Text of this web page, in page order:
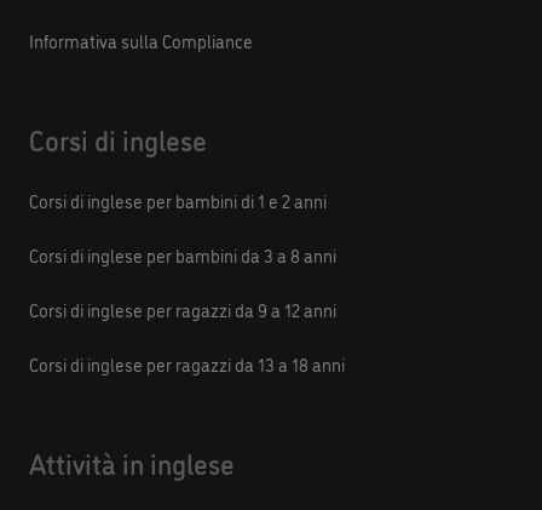
Informativa sulla Compliance
Corsi di inglese
Corsi di inglese per bambini di 1 e 2 anni
Corsi di inglese per bambini da 3 a 8 anni
Corsi di inglese per ragazzi da 9 a 12 anni
Corsi di inglese per ragazzi da 13 a 18 anni
Attività in inglese